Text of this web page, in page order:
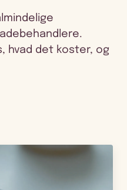
hvad det koster, og